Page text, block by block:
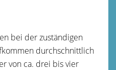
bei der zuständigen
durchschnittlich
von ca. drei bis vier